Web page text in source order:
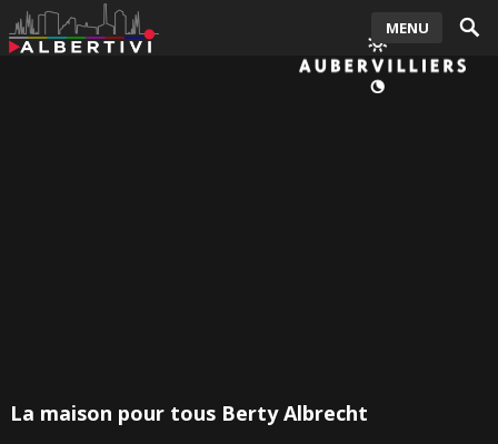
MENU
La maison pour tous Berty Albrecht